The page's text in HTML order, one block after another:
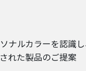
ナルカラーを認識し
れた製品のご提案